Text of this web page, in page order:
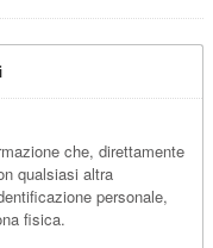
che, direttamente
qualsiasi altra
personale,
fisica.